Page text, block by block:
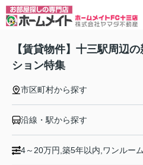
【賃貸物件】十三駅周辺
ション特集
市区町村から探す
沿線・駅から探す